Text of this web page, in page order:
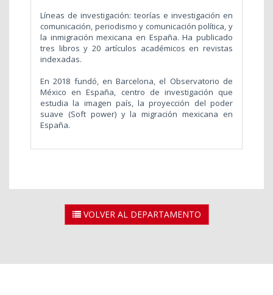
Líneas de investigación: teorías e investigación en
comunicación, periodismo y comunicación política, y
la inmigración mexicana en España. Ha publicado
tres libros y 20 artículos académicos en revistas
indexadas.
En 2018 fundó, en Barcelona, el Observatorio de
México en España, centro de investigación que
estudia la imagen país, la proyección del poder
suave (Soft power) y la migración mexicana en
España.
VOLVER AL DEPARTAMENTO